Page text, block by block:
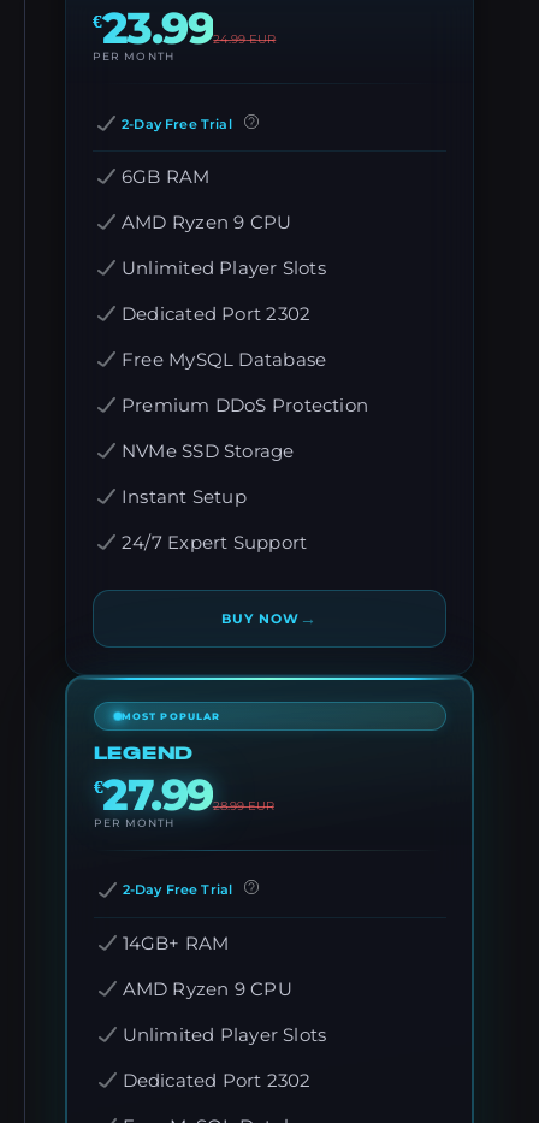
€23.9924.99EUR
PER MONTH
2-Day Free Trial
6GB RAM
AMD Ryzen 9 CPU
Unlimited Player Slots
Dedicated Port 2302
Free MySQL Database
Premium DDoS Protection
NVMe SSD Storage
Instant Setup
24/7 Expert Support
BUY NOW →
MOST POPULAR
LEGEND
€27.9928.99EUR
PER MONTH
2-Day Free Trial
14GB+ RAM
AMD Ryzen 9 CPU
Unlimited Player Slots
Dedicated Port 2302